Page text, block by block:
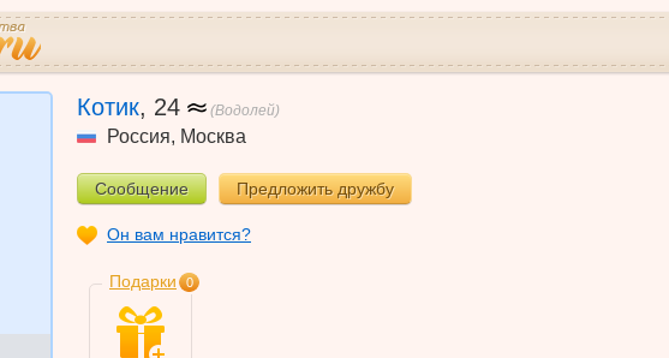
Котик, 24 (Водолей)
Россия, Москва
Сообщение Предложить дружбу
Он вам нравится?
Подарки 0